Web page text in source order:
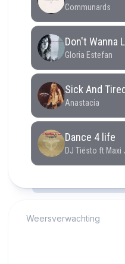
Weersverwachting